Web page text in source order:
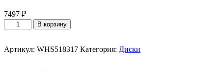
7497 ₽
Количество
товара
1618
В корзину
Артикул: WHS518317 Категория: Диски